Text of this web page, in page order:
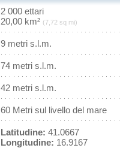
2 000 ettari
20,00 km² (7,72 sq mi)
9 metri s.l.m.
74 metri s.l.m.
42 metri s.l.m.
60 Metri sul livello del mare
Latitudine: 41.0667
Longitudine: 16.9167